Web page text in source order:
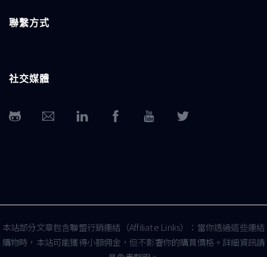
聯繫方式
社交媒體
本站部分文章包含聯盟行銷連結（Affiliate Links）：當你透過這些連結
購物時，本站可能獲得小額佣金，但不影響你的購買價格。詳細資訊請